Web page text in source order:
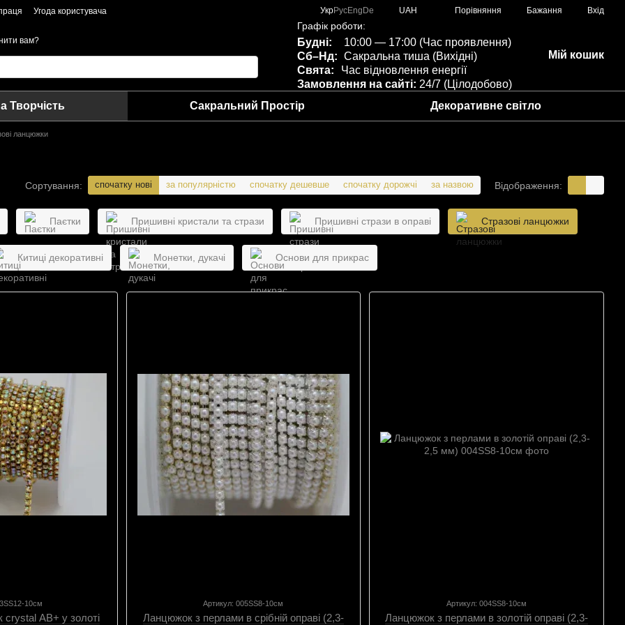
Угода користувача УкрРусEng De UAH Порівняння Бажання Вхід
вам?
Графік роботи:
Будні:
10:00 — 17:00 (Час проявлення)
Сб–Нд: Сакральна тиша (Вихідні)
Свята:
Час відновлення енергії
Замовлення на сайті: 24/7 (Цілодобово)
Мій кошик
Творчість Сакральний Простір Декоративне світло
ланцюжки
Сортування: спочатку нові за популярністю спочатку дешевше спочатку дорожчі за назвою Відображення:
Паєтки Пришивні кристали та стрази Пришивні стрази в оправі Стразові ланцюжки
Китиці декоративні Монетки, дукачі Основи для прикрас
10см
АВ+ у золоті
Артикул: 005SS8-10см
Ланцюжок з перлами в срібній оправі (2,3-
Артикул: 004SS8-10см
Ланцюжок з перлами в золотій оправі (2,3-